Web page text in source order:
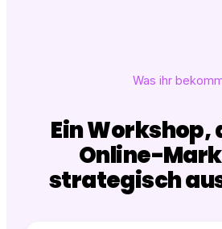
Was ihr
Ein Workshop,
Online-
strategisch